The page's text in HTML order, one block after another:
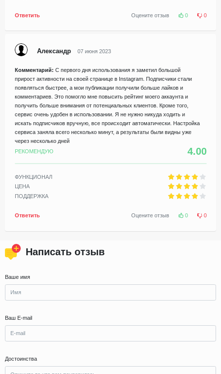
Ответить Оцените отзыв 0 0
Александр 07 июня 2023
Комментарий: С первого дня использования я заметил большой
прирост активности на своей странице в Instagram. Подписчики стали
появляться быстрее, а мои публикации получили больше лайков и
комментариев. Это помогло мне повысить рейтинг моего аккаунта и
получить больше внимания от потенциальных клиентов. Кроме того,
сервис очень удобен в использовании. Я не нужно никуда ходить и
искать подписчиков вручную, все происходит автоматически. Настройка
сервиса заняла всего несколько минут, а результаты были видны уже
через несколько дней
РЕКОМЕНДУЮ
4.00
ФУНКЦИОНАЛ
ЦЕНА
ПОДДЕРЖКА
Ответить Оцените отзыв 0 0
Написать отзыв
Ваше имя
Ваш E-mail
Достоинства